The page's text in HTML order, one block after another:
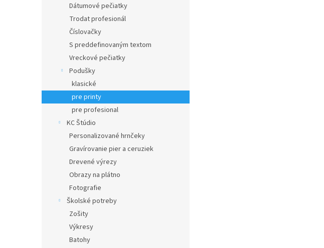
Dátumové pečiatky
Trodat profesionál
Číslovačky
S preddefinovaným textom
Vreckové pečiatky
Podušky
klasické
pre printy
pre profesional
KC Štúdio
Personalizované hrnčeky
Gravírovanie pier a ceruziek
Drevené výrezy
Obrazy na plátno
Fotografie
Školské potreby
Zošity
Výkresy
Batohy